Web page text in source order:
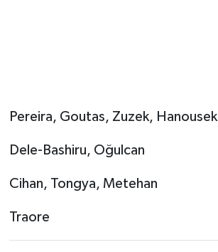
Pereira, Goutas, Zuzek, Hanousek
Dele-Bashiru, Oğulcan
Cihan, Tongya, Metehan
Traore